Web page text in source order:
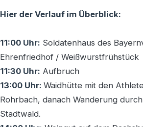
Hier der Verlauf im Überblick:
11:00 Uhr: Soldatenhaus des
Ehrenfriedhof / Weißwurstfrühstück
11:30 Uhr: Aufbruch
13:00 Uhr: Waidhütte mit den
Rohrbach, danach Wanderung
Stadtwald.